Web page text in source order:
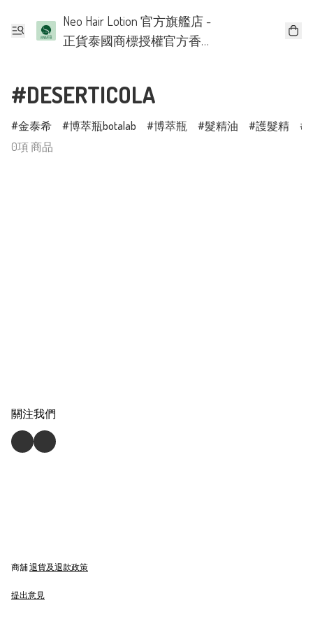
Neo Hair Lotion 官方旗艦店 -
正貨泰國商標授權官方香
#DESERTICOLA
金泰希 博萃瓶botalab 博萃瓶 髮精油 護髮精
0項 商品
關注我們
商舖退貨及退款政策
提出意見